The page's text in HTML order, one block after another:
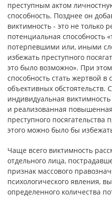
преступным актом
способность. Позднее он
виктимность - это не только
потенциальная способность
потерпевшими или, иными
избежать преступного
это было возможно». При
способность стать жертвой в
объективных обстоятельств.
индивидуальная
и реализованная
преступного посягательства
этого можно было бы
Чаще всего виктимность
отдельного лица,
признак массового
психологического явления,
определенного количества